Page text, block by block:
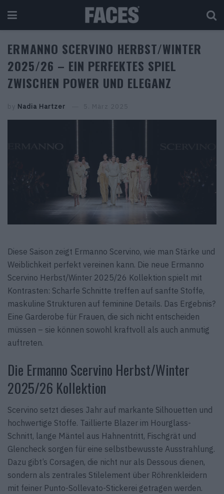
ERMANNO SCERVINO HERBST/WINTER
2025/26 – EIN PERFEKTES SPIEL
ZWISCHEN POWER UND ELEGANZ
by Nadia Hartzer 5. März 2025
Diese Saison zeigt Ermanno Scervino, wie man Stärke und
Weiblichkeit perfekt vereinen kann. Die neue Ermanno
Scervino Herbst/Winter 2025/26 Kollektion spielt mit
Kontrasten: Scharfe Schnitte treffen auf sanfte Stoffe,
maskuline Strukturen auf feminine Details. Das Ergebnis?
Eine Garderobe für Frauen, die sich nicht entscheiden
müssen – sie können sowohl kraftvoll als auch anmutig
auftreten.
Die Ermanno Scervino Herbst/Winter
2025/26 Kollektion
Scervino setzt dieses Jahr auf markante Silhouetten und
hochwertige Stoffe. Taillierte Blazer im Hourglass-
Schnitt, lange Mäntel aus Hahnentritt, Fischgrät und
Glencheck sorgen für eine selbstbewusste Ausstrahlung.
Dazu gibt’s Corsagen, die nicht nur als Dessous dienen,
sondern als zentrales Stilelement über Röhrenkleidern
mit feiner Punto-Sollevato-Stickerei getragen werden.